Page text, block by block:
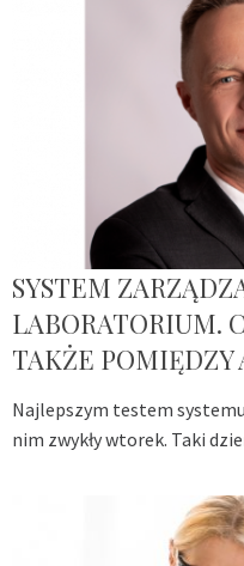
SYSTEM
LABORATORIUM.
TAKŻE POMIĘDZY
Najlepszym testem
nim zwykły wtorek. Taki